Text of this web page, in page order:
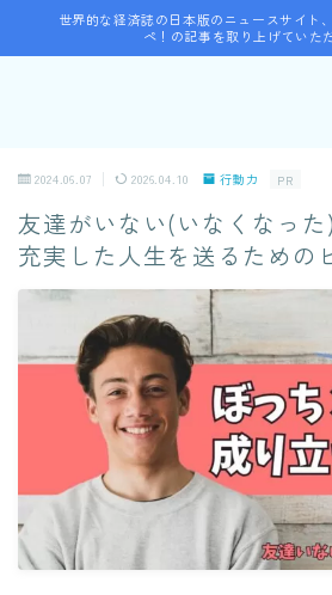
世界的な経済誌の日本版のニュースサイト
ペ！の記事を取り上げていた
2024.06.07 2026.04.10 行動力 PR
友達がいない(いなくなっ
充実した人生を送るための